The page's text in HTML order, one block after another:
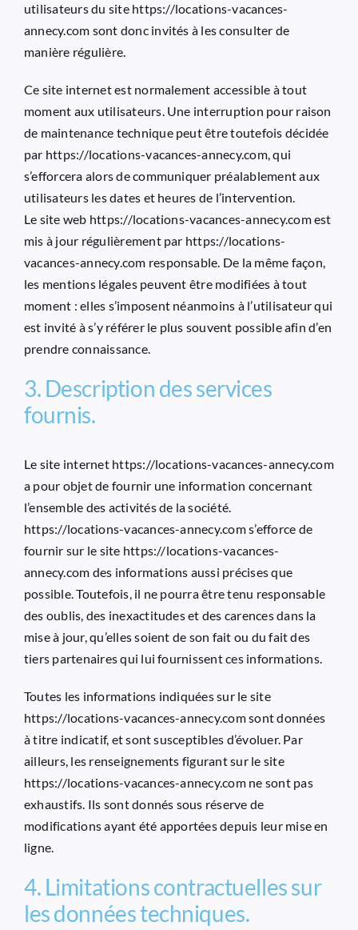
utilisateurs du site https://locations-vacances-
annecy.com sont donc invités à les consulter de
manière régulière.
Ce site internet est normalement accessible à tout
moment aux utilisateurs. Une interruption pour raison
de maintenance technique peut être toutefois décidée
par https://locations-vacances-annecy.com, qui
s’efforcera alors de communiquer préalablement aux
utilisateurs les dates et heures de l’intervention.
Le site web https://locations-vacances-annecy.comest
mis à jour régulièrement par https://locations-
vacances-annecy.com responsable. De la même façon,
les mentions légales peuvent être modifiées à tout
moment : elles s’imposent néanmoins à l’utilisateur qui
est invité à s’y référer le plus souvent possible afin d’en
prendre connaissance.
3. Description des services
fournis.
Le site internet https://locations-vacances-annecy.com
a pour objet de fournir une information concernant
l’ensemble des activités de la société.
https://locations-vacances-annecy.coms’efforce de
fournir sur le site https://locations-vacances-
annecy.com des informations aussi précises que
possible. Toutefois, il ne pourra être tenu responsable
des oublis, des inexactitudes et des carences dans la
mise à jour, qu’elles soient de son fait ou du fait des
tiers partenaires qui lui fournissent ces informations.
Toutes les informations indiquées sur le site
https://locations-vacances-annecy.comsont données
à titre indicatif, et sont susceptibles d’évoluer. Par
ailleurs, les renseignements figurant sur le site
https://locations-vacances-annecy.comne sont pas
exhaustifs. Ils sont donnés sous réserve de
modifications ayant été apportées depuis leur mise en
ligne.
4. Limitations contractuelles sur
les données techniques.